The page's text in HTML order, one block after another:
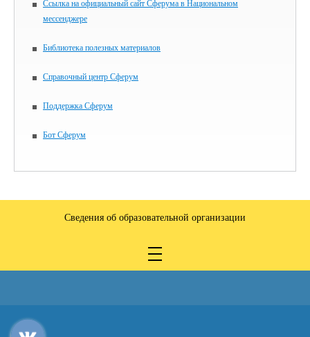
Ссылка на официальный сайт Сферума в Национальном
мессенджере
Библиотека полезных материалов
Справочный центр Сферум
Поддержка Сферум
Бот Сферум
Сведения об образовательной организации